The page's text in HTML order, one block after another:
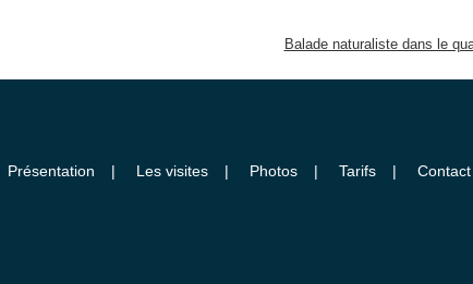
Balade naturaliste dans le
Présentation Les visites Photos Tarifs Contact